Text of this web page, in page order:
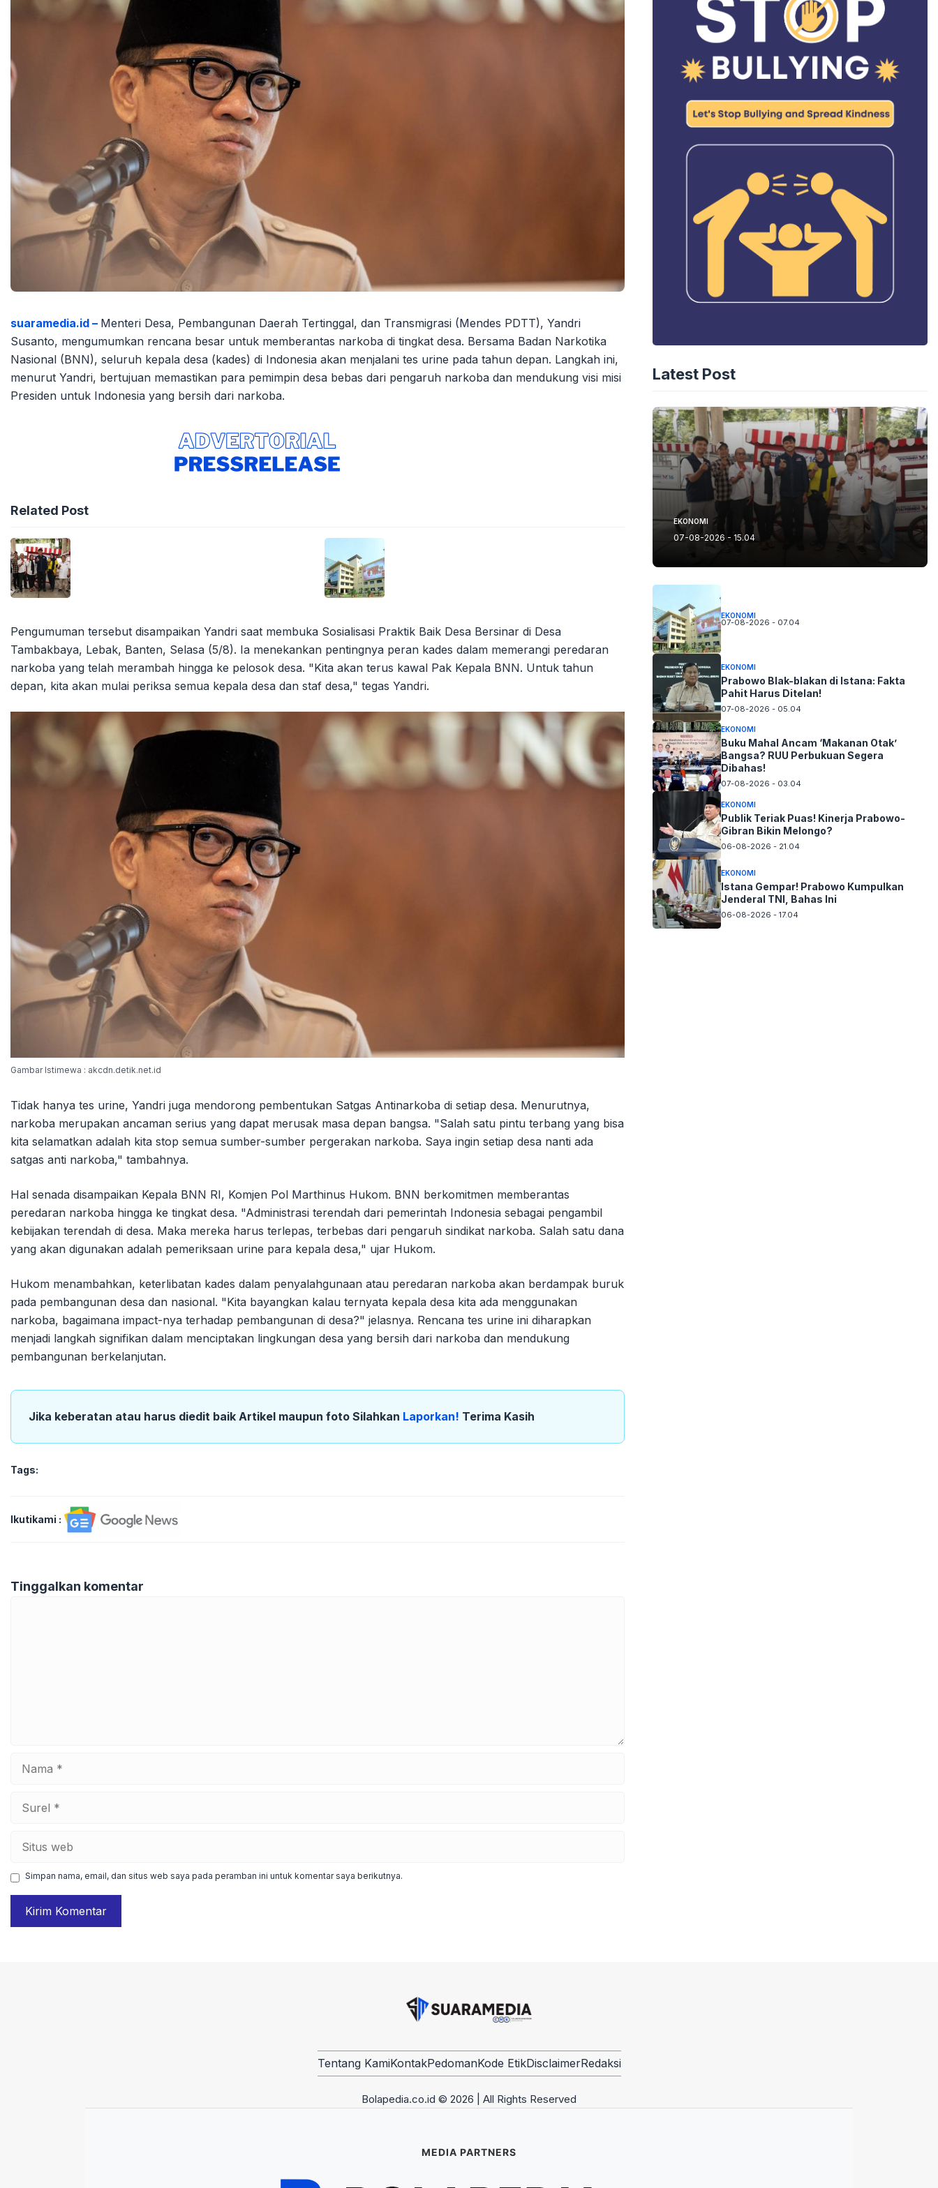
suaramedia.id – Menteri Desa, Pembangunan Daerah Tertinggal, dan Transmigrasi (Mendes PDTT), Yandri
Susanto, mengumumkan rencana besar untuk memberantas narkoba di tingkat desa. Bersama Badan Narkotika
Nasional (BNN), seluruh kepala desa (kades) di Indonesia akan menjalani tes urine pada tahun depan. Langkah ini,
menurut Yandri, bertujuan memastikan para pemimpin desa bebas dari pengaruh narkoba dan mendukung visi misi
Presiden untuk Indonesia yang bersih dari narkoba.
Related Post
Pengumuman tersebut disampaikan Yandri saat membuka Sosialisasi Praktik Baik Desa Bersinar di Desa
Tambakbaya, Lebak, Banten, Selasa (5/8). Ia menekankan pentingnya peran kades dalam memerangi peredaran
narkoba yang telah merambah hingga ke pelosok desa. "Kita akan terus kawal Pak Kepala BNN. Untuk tahun
depan, kita akan mulai periksa semua kepala desa dan staf desa," tegas Yandri.
Gambar Istimewa : akcdn.detik.net.id
Tidak hanya tes urine, Yandri juga mendorong pembentukan Satgas Antinarkoba di setiap desa. Menurutnya,
narkoba merupakan ancaman serius yang dapat merusak masa depan bangsa. "Salah satu pintu terbang yang bisa
kita selamatkan adalah kita stop semua sumber-sumber pergerakan narkoba. Saya ingin setiap desa nanti ada
satgas anti narkoba," tambahnya.
Hal senada disampaikan Kepala BNN RI, Komjen Pol Marthinus Hukom. BNN berkomitmen memberantas
peredaran narkoba hingga ke tingkat desa. "Administrasi terendah dari pemerintah Indonesia sebagai pengambil
kebijakan terendah di desa. Maka mereka harus terlepas, terbebas dari pengaruh sindikat narkoba. Salah satu dana
yang akan digunakan adalah pemeriksaan urine para kepala desa," ujar Hukom.
Hukom menambahkan, keterlibatan kades dalam penyalahgunaan atau peredaran narkoba akan berdampak buruk
pada pembangunan desa dan nasional. "Kita bayangkan kalau ternyata kepala desa kita ada menggunakan
narkoba, bagaimana impact-nya terhadap pembangunan di desa?" jelasnya. Rencana tes urine ini diharapkan
menjadi langkah signifikan dalam menciptakan lingkungan desa yang bersih dari narkoba dan mendukung
pembangunan berkelanjutan.
Jika keberatan atau harus diedit baik Artikel maupun foto Silahkan Laporkan! Terima Kasih
Tags:
Ikutikami :
Tinggalkan komentar
web
Simpan nama, email, dan situs web saya pada peramban ini untuk komentar saya berikutnya.
Latest Post
EKONOMI
07-08-2026 - 15.04
EKONOMI
07-08-2026 - 07.04
EKONOMI
Prabowo Blak-blakan di Istana: Fakta
Pahit Harus Ditelan!
07-08-2026 - 05.04
EKONOMI
Buku Mahal Ancam ‘Makanan Otak’
Bangsa? RUU Perbukuan Segera
Dibahas!
07-08-2026 - 03.04
EKONOMI
Publik Teriak Puas! Kinerja Prabowo-
Gibran Bikin Melongo?
06-08-2026 - 21.04
EKONOMI
Istana Gempar! Prabowo Kumpulkan
Jenderal TNI, Bahas Ini
06-08-2026 - 17.04
Tentang KamiKontakPedomanKode EtikDisclaimerRedaksi
Bolapedia.co.id © 2026 | All Rights Reserved
MEDIA PARTNERS